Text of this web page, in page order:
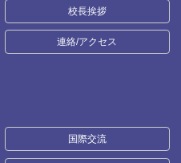
校長挨拶
連絡/アクセス
国際交流